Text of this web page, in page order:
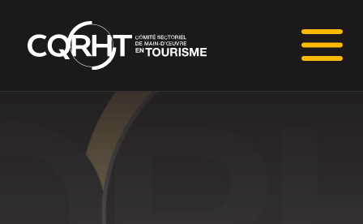
Connaissances stratégiques
Informations sur le marché du travail (IMT)